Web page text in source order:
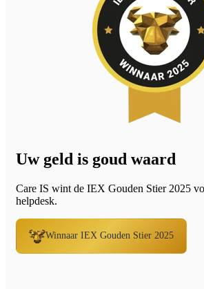
Uw geld is goud waard
Care IS wint de IEX Gouden Stier 2025
helpdesk.
Winnaar IEX Gouden Stier 2025